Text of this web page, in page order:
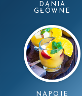
DANIA
GŁÓWNE
NAPOJE